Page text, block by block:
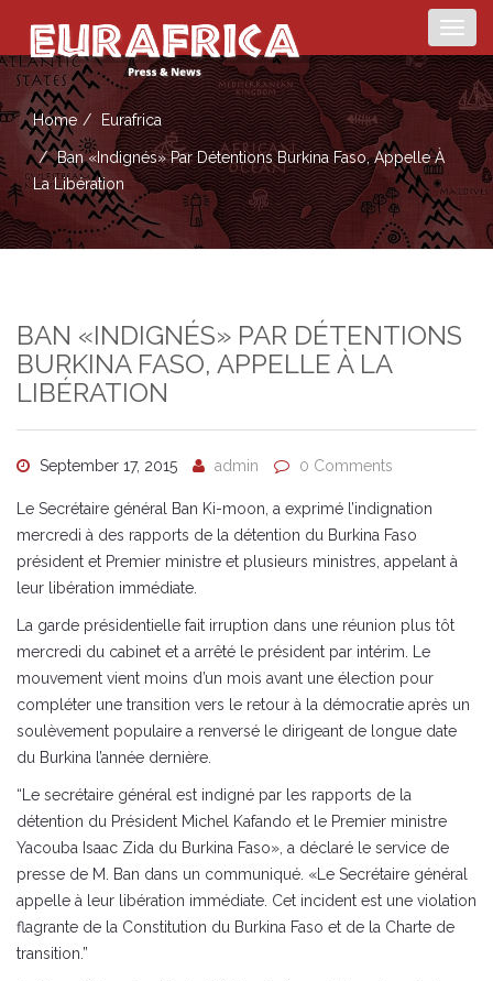
Home Eurafrica
Ban «indignés» Par Détentions Burkina Faso, Appelle À
La Libération
BAN «INDIGNÉS» PAR DÉTENTIONS
BURKINA FASO, APPELLE À LA
LIBÉRATION
September 17, 2015 admin 0 Comments
Le Secrétaire général Ban Ki-moon, a exprimé l’indignation
mercredi à des rapports de la détention du Burkina Faso
président et Premier ministre et plusieurs ministres, appelant à
leur libération immédiate.
La garde présidentielle fait irruption dans une réunion plus tôt
mercredi du cabinet et a arrêté le président par intérim. Le
mouvement vient moins d’un mois avant une élection pour
compléter une transition vers le retour à la démocratie après un
soulèvement populaire a renversé le dirigeant de longue date
du Burkina l’année dernière.
“Le secrétaire général est indigné par les rapports de la
détention du Président Michel Kafando et le Premier ministre
Yacouba Isaac Zida du Burkina Faso», a déclaré le service de
presse de M. Ban dans un communiqué. «Le Secrétaire général
appelle à leur libération immédiate. Cet incident est une violation
flagrante de la Constitution du Burkina Faso et de la Charte de
transition.”